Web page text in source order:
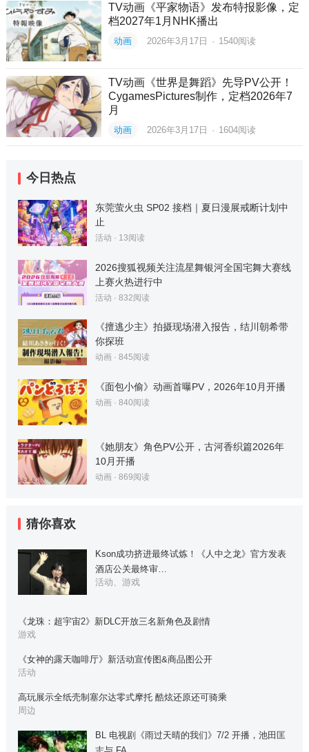
TV动画《平家物语》发布特报影像，定
档2027年1月NHK播出
动画 2026年3月17日 · 1540阅读
TV动画《世界是舞蹈》先导PV公开！
CygamesPictures制作，定档2026年7
月
动画 2026年3月17日 · 1604阅读
今日热点
东莞萤火虫 SP02 接档｜夏日漫展戒断计划中
止
活动 · 13阅读
2026搜狐视频关注流星舞银河全国宅舞大赛线
上赛火热进行中
活动 · 832阅读
《擅逃少主》拍摄现场潜入报告，结川朝希带
你探班
动画· 845阅读
《面包小偷》动画首曝PV，2026年10月开播
动画· 840阅读
《她朋友》角色PV公开，古河香织篇2026年
10月开播
动画· 869阅读
猜你喜欢
Kson成功挤进最终试炼！《人中之龙》官方发表
酒店公关最终审…
活动、游戏
《龙珠：超宇宙2》新DLC开放三名新角色及剧情
游戏
《女神的露天咖啡厅》新活动宣传图&商品图公开
活动
高玩展示全纸壳制塞尔达零式摩托 酷炫还原还可骑乘
周边
BL 电视剧《雨过天晴的我们》7/2 开播，池田匡